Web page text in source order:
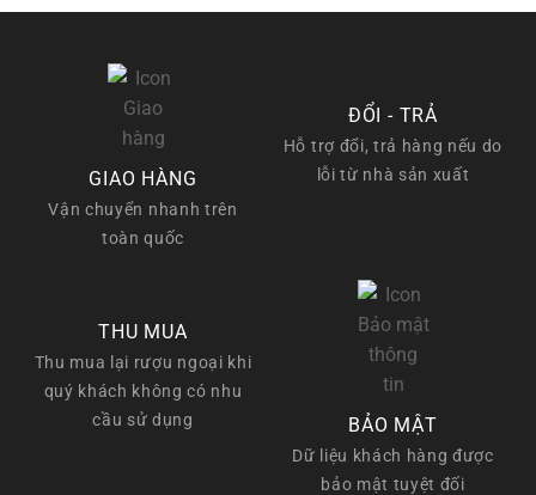
GIAO HÀNG
Vận chuyển nhanh trên
toàn quốc
ĐỔI - TRẢ
Hỗ trợ đổi, trả hàng nếu do
lỗi từ nhà sản xuất
THU MUA
Thu mua lại rượu ngoại khi
quý khách không có nhu
cầu sử dụng
BẢO MẬT
Dữ liệu khách hàng được
bảo mật tuyệt đối